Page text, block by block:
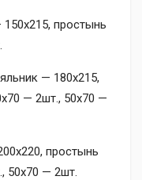
простынь
— 180х215,
— 2шт., 50х70 —
простынь
50х70 — 2шт.